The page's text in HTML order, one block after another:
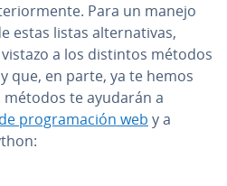
Para un manejo
estas listas al­te­r­na­ti­vas,
a los distintos métodos
que, en parte, ya te hemos
te ayudarán a
pro­gra­ma­ción web y a